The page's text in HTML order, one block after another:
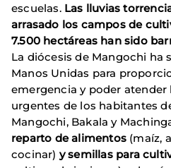
escuelas. Las lluvias
arrasado los campos de
7.500 hectáreas han sido
La diócesis de Mangochi ha
Manos Unidas para
emergencia y poder atender
urgentes de los habitantes
Mangochi, Bakala y
reparto de alimentos (maíz,
cocinar) y semillas para